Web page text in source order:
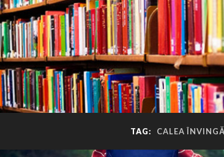
TAG: CALEA